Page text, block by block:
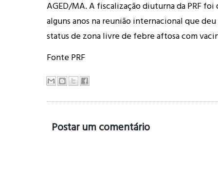
AGED/MA. A fiscalização diuturna da PRF foi
alguns anos na reunião internacional que deu
status de zona livre de febre aftosa com
Fonte PRF
Postar um comentário